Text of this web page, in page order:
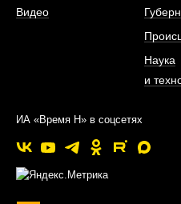
Видео
Наука
и
ИА «Время Н» в соцсетях